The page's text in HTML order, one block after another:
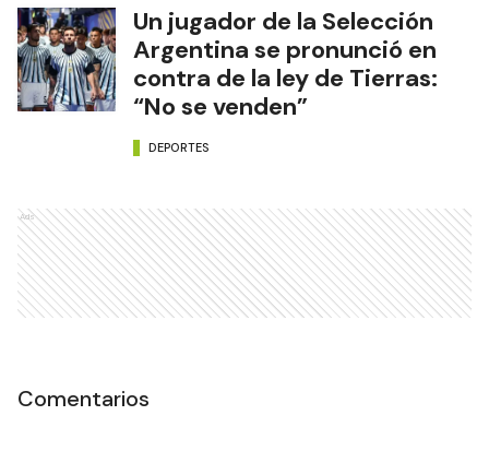
Un jugador de la Selección
Argentina se pronunció en
contra de la ley de Tierras:
“No se venden”
DEPORTES
Ads
Comentarios